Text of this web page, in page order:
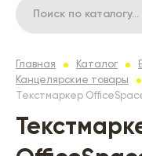
Главная Каталог
Канцелярские товары
Текстмаркер